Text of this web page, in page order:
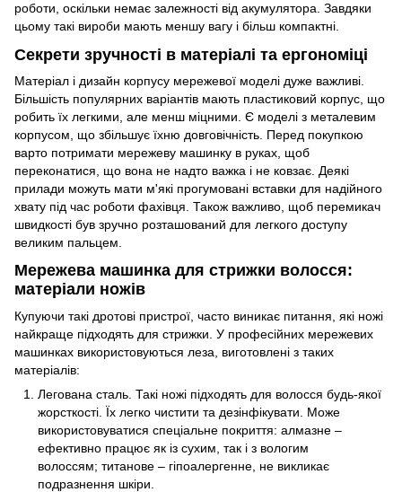
роботи, оскільки немає залежності від акумулятора. Завдяки
цьому такі вироби мають меншу вагу і більш компактні.
Секрети зручності в матеріалі та ергономіці
Матеріал і дизайн корпусу мережевої моделі дуже важливі.
Більшість популярних варіантів мають пластиковий корпус, що
робить їх легкими, але менш міцними. Є моделі з металевим
корпусом, що збільшує їхню довговічність. Перед покупкою
варто потримати мережеву машинку в руках, щоб
переконатися, що вона не надто важка і не ковзає. Деякі
прилади можуть мати м'які прогумовані вставки для надійного
хвату під час роботи фахівця. Також важливо, щоб перемикач
швидкості був зручно розташований для легкого доступу
великим пальцем.
Мережева машинка для стрижки волосся:
матеріали ножів
Купуючи такі дротові пристрої, часто виникає питання, які ножі
найкраще підходять для стрижки. У професійних мережевих
машинках використовуються леза, виготовлені з таких
матеріалів:
Легована сталь. Такі ножі підходять для волосся будь-якої
жорсткості. Їх легко чистити та дезінфікувати. Може
використовуватися спеціальне покриття: алмазне –
ефективно працює як із сухим, так і з вологим
волоссям; титанове – гіпоалергенне, не викликає
подразнення шкіри.